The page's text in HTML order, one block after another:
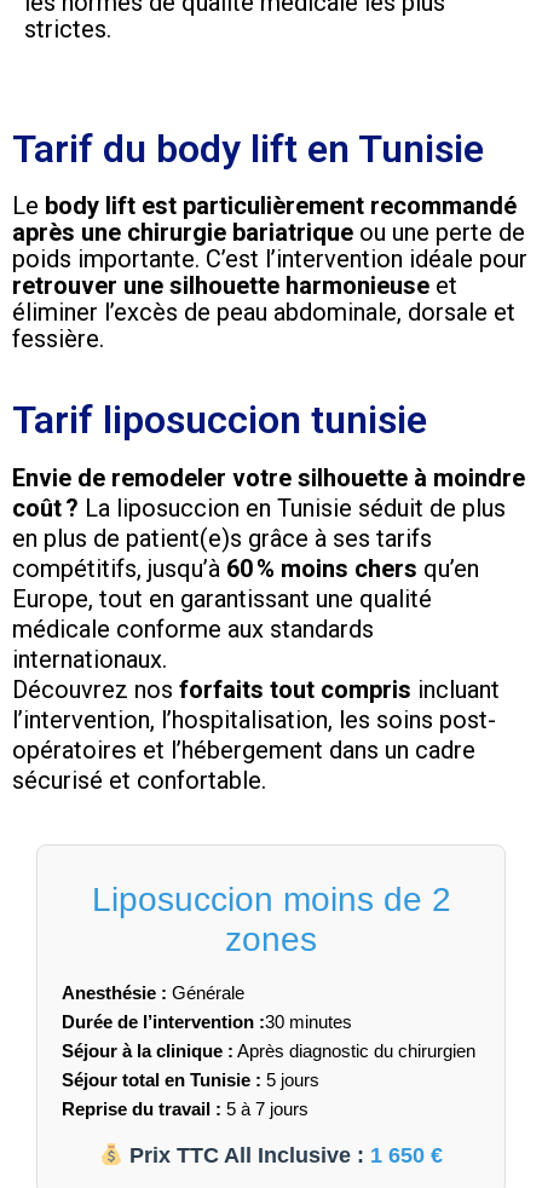
strictes.
Tarif du body lift en Tunisie
Le body lift est particulièrement recommandé
après une chirurgie bariatrique ou une perte de
poids importante. C’est l’intervention idéale pour
retrouver une silhouette harmonieuse et
éliminer l’excès de peau abdominale, dorsale et
fessière.
Tarif liposuccion tunisie
Envie de remodeler votre silhouette à moindre
coût ? La liposuccion en Tunisie séduit de plus
en plus de patient(e)s grâce à ses tarifs
compétitifs, jusqu’à 60 % moins chers qu’en
Europe, tout en garantissant une qualité
médicale conforme aux standards
internationaux.
Découvrez nos forfaits tout compris incluant
l’intervention, l’hospitalisation, les soins post-
opératoires et l’hébergement dans un cadre
sécurisé et confortable.
Liposuccion moins de 2
zones
Anesthésie : Générale
Durée de l’intervention :30 minutes
Séjour à la clinique : Après diagnostic du chirurgien
Séjour total en Tunisie : 5 jours
Reprise du travail : 5 à 7 jours
Prix TTC All Inclusive : 1 650 €